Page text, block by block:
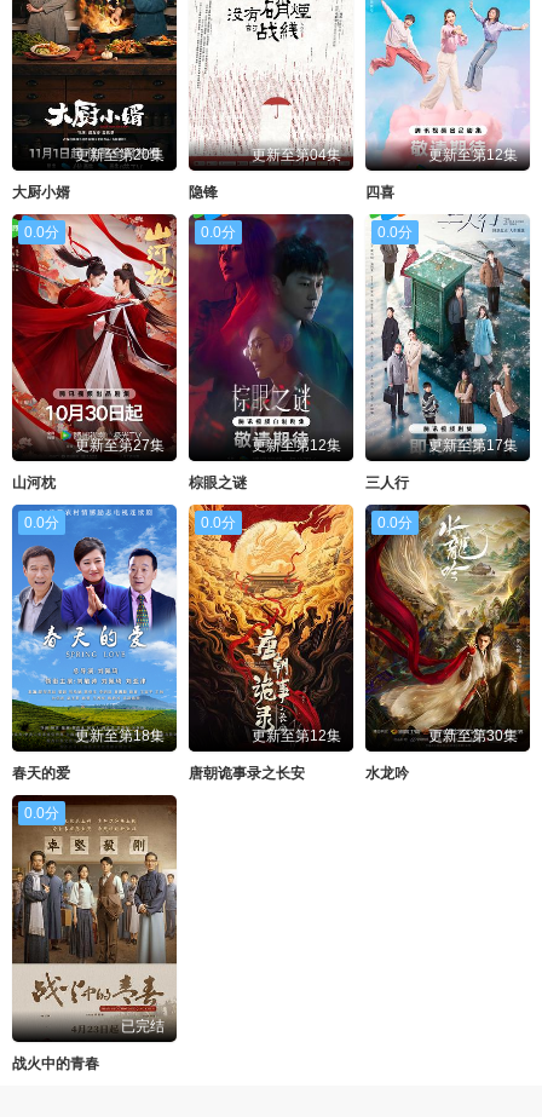
更新至第20集
大厨小婿
更新至第04集
隐锋
更新至第12集
四喜
0.0分
更新至第27集
山河枕
0.0分
更新至第12集
棕眼之谜
0.0分
更新至第17集
三人行
0.0分
更新至第18集
春天的爱
0.0分
更新至第12集
唐朝诡事录之长安
0.0分
更新至第30集
水龙吟
0.0分
已完结
战火中的青春